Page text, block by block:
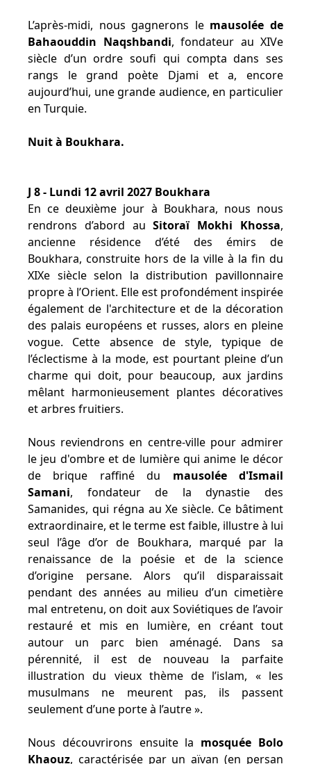
L’après-midi, nous gagnerons le mausolée de
Bahaouddin Naqshbandi, fondateur au XIVe
siècle d’un ordre soufi qui compta dans ses
rangs le grand poète Djami et a, encore
aujourd’hui, une grande audience, en particulier
en Turquie.
Nuit à Boukhara.
J 8 - Lundi 12 avril 2027 Boukhara
En ce deuxième jour à Boukhara, nous nous
rendrons d’abord auSitoraï Mokhi Khossa,
ancienne résidence d’été des émirs de
Boukhara, construite hors de la ville à la fin du
XIXe siècle selon la distribution pavillonnaire
propre à l’Orient. Elle est profondément inspirée
également de l'architecture et de la décoration
des palais européens et russes, alors en pleine
vogue. Cette absence de style, typique de
l’éclectisme à la mode, est pourtant pleine d’un
charme qui doit, pour beaucoup, aux jardins
mêlant harmonieusement plantes décoratives
et arbres fruitiers.
Nous reviendrons en centre-ville pour admirer
le jeu d'ombre et de lumière qui anime le décor
de brique raffiné du mausolée d'Ismail
Samani, fondateur de la dynastie des
Samanides, qui régna au Xe siècle. Ce bâtiment
extraordinaire, et le terme est faible, illustre à lui
seul l’âge d’or de Boukhara, marqué par la
renaissance de la poésie et de la science
d’origine persane. Alors qu’il disparaissait
pendant des années au milieu d’un cimetière
mal entretenu, on doit aux Soviétiques de l’avoir
restauré et mis en lumière, en créant tout
autour un parc bien aménagé. Dans sa
pérennité, il est de nouveau la parfaite
illustration du vieux thème de l’islam, « les
musulmans ne meurent pas, ils passent
seulement d’une porte à l’autre ».
Nous découvrirons ensuite la mosquée Bolo
Khaouz, caractérisée par un aïvan (en persan